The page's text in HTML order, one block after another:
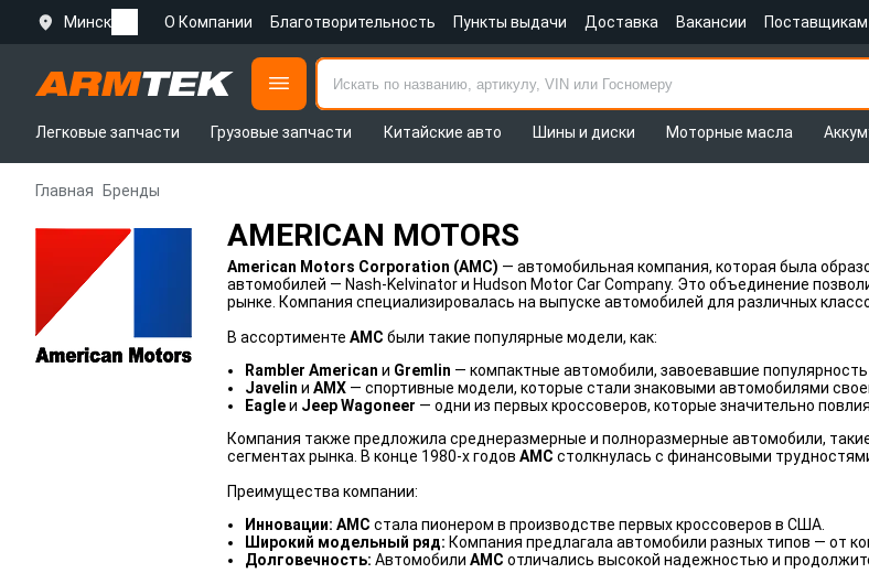
Минск О Компании Благотворительность Пункты выдачи Доставка Вакансии Поставщикам
Легковые запчасти
Грузовые запчасти Китайские авто Шины и диски Моторные масла
Главная Бренды
AMERICAN MOTORS
American Motors Corporation (AMC) — автомобильная компания, которая была
автомобилей — Nash-Kelvinator и Hudson Motor Car Company. Это объединение
рынке. Компания специализировалась на выпуске автомобилей для различных
В ассортименте AMC были такие популярные модели, как:
Rambler American и Gremlin — компактные автомобили, завоевавшие популярность
Javelin и AMX — спортивные модели, которые стали знаковыми автомобилями
Eagleи Jeep Wagoneer — одни из первых кроссоверов, которые значительно
Компания также предложила среднеразмерные и полноразмерные автомобили,
сегментах рынка. В конце 1980-х годов AMC столкнулась с финансовыми
Преимущества компании:
Инновации: AMC стала пионером в производстве первых кроссоверов в США.
Широкий модельный ряд: Компания предлагала автомобили разных типов — от
Долговечность: Автомобили AMC отличались высокой надежностью и